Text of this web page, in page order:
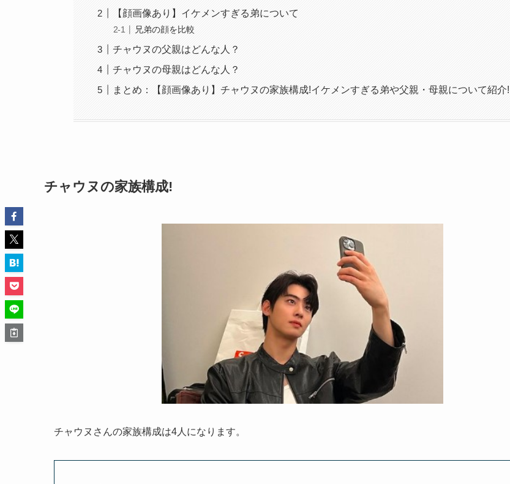
【顔画像あり】イケメンすぎる弟について
兄弟の顔を比較
チャウヌの父親はどんな人？
チャウヌの母親はどんな人？
まとめ：【顔画像あり】チャウヌの家族構成!イケメンすぎる弟や父親・母親について紹介!
チャウヌの家族構成!
チャウヌさんの家族構成は4人になります。